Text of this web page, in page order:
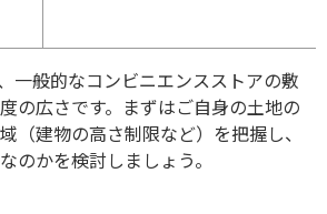
一般的なコンビニエンスストアの敷
の広さです。まずはご自身の土地の
（建物の高さ制限など）を把握し、
のかを検討しましょう。